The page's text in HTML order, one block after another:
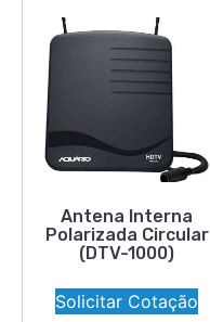
Antena Interna
Polarizada Circular
(DTV-1000)
Solicitar Cotação